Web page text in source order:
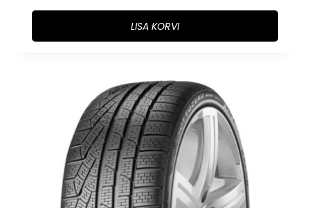
LISA KORVI